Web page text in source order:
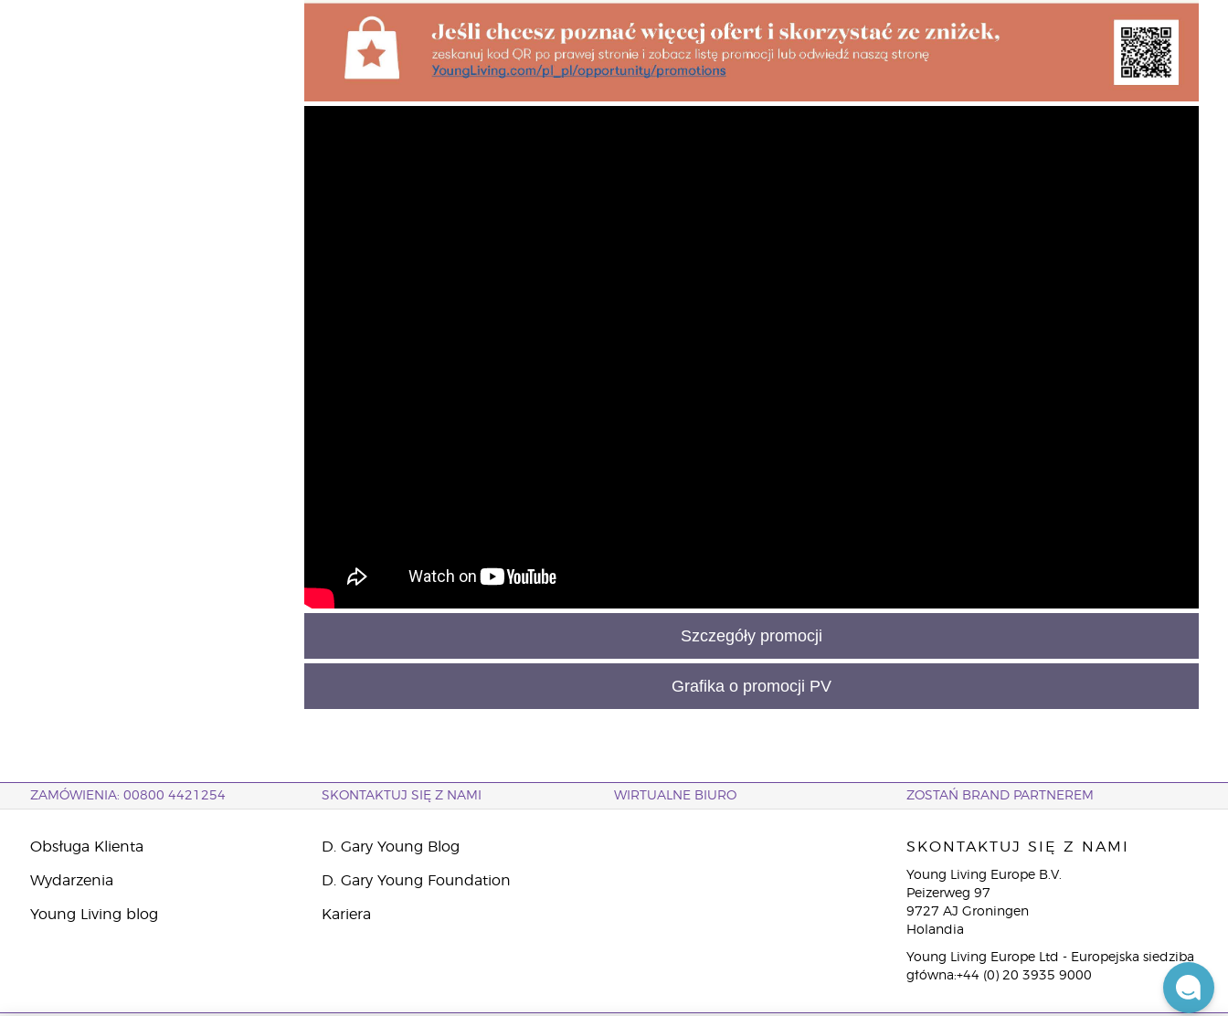
Szczegóły promocji
Grafika o promocji PV
ZAMÓWIENIA: 00800 4421254 SKONTAKTUJ SIĘ Z NAMI WIRTUALNE BIURO ZOSTAŃ BRAND PARTNEREM
Obsługa Klienta
Wydarzenia
Young Living blog
D. Gary Young Blog
D. Gary Young Foundation
Kariera
SKONTAKTUJ SIĘ Z NAMI
Young Living Europe B.V.
Peizerweg 97
9727 AJ Groningen
Holandia
Young Living Europe Ltd - Europejska siedziba
główna:+44 (0) 20 3935 9000